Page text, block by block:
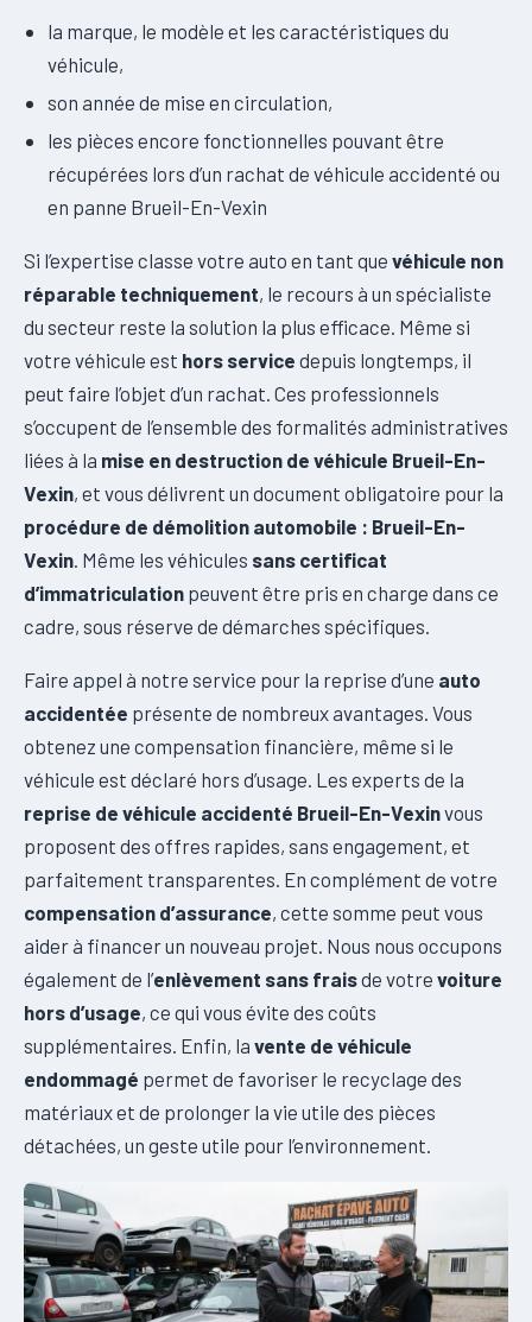
la marque, le modèle et les caractéristiques du
véhicule,
son année de mise en circulation,
les pièces encore fonctionnelles pouvant être
récupérées lors d’un rachat de véhicule accidenté ou
en panne Brueil-En-Vexin
Si l’expertise classe votre auto en tant que véhicule non
réparable techniquement, le recours à un spécialiste
du secteur reste la solution la plus efficace. Même si
votre véhicule est hors service depuis longtemps, il
peut faire l’objet d’un rachat. Ces professionnels
s’occupent de l’ensemble des formalités administratives
liées à la mise en destruction de véhicule Brueil-En-
Vexin, et vous délivrent un document obligatoire pour la
procédure de démolition automobile : Brueil-En-
Vexin . Même les véhicules sans certificat
d’immatriculation peuvent être pris en charge dans ce
cadre, sous réserve de démarches spécifiques.
Faire appel à notre service pour la reprise d’une auto
accidentée présente de nombreux avantages. Vous
obtenez une compensation financière, même si le
véhicule est déclaré hors d’usage. Les experts de la
reprise de véhicule accidenté Brueil-En-Vexinvous
proposent des offres rapides, sans engagement, et
parfaitement transparentes. En complément de votre
compensation d’assurance, cette somme peut vous
aider à financer un nouveau projet. Nous nous occupons
également de l’enlèvement sans fraisde votre voiture
hors d’usage, ce qui vous évite des coûts
supplémentaires. Enfin, la vente de véhicule
endommagé permet de favoriser le recyclage des
matériaux et de prolonger la vie utile des pièces
détachées, un geste utile pour l’environnement.